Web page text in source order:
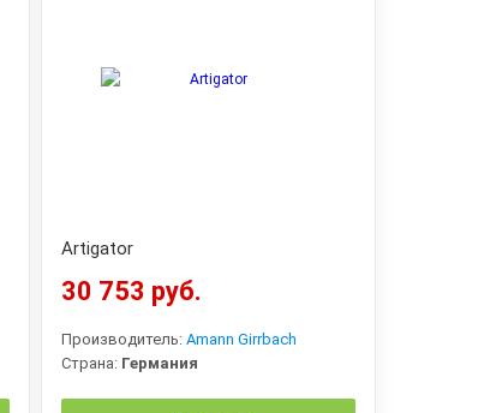
Artigator
30 753 руб.
Производитель: Amann Girrbach
Страна: Германия